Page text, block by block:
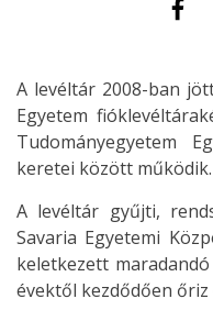
A levéltár 2008-ban
Egyetem
Tudományegyetem
keretei között működik.
A levéltár gyűjti,
Savaria Egyetemi
keletkezett
évektől kezdődően